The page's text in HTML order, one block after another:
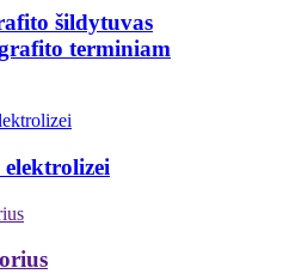
šildytuvas
terminiam